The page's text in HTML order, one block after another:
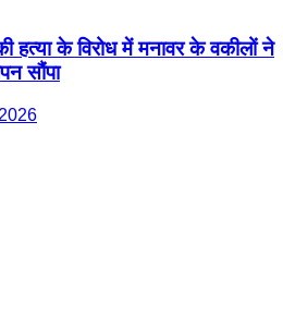
हत्या के विरोध में मनावर के वकीलों ने
सौंपा